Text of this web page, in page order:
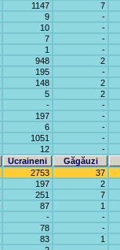
1147
7
9
-
10
-
7
-
1
-
948
2
195
-
148
2
5
2
-
-
197
-
6
-
1051
-
12
-
Ucraineni
Găgăuzi
2753
37
197
2
251
7
87
1
-
-
78
-
83
1